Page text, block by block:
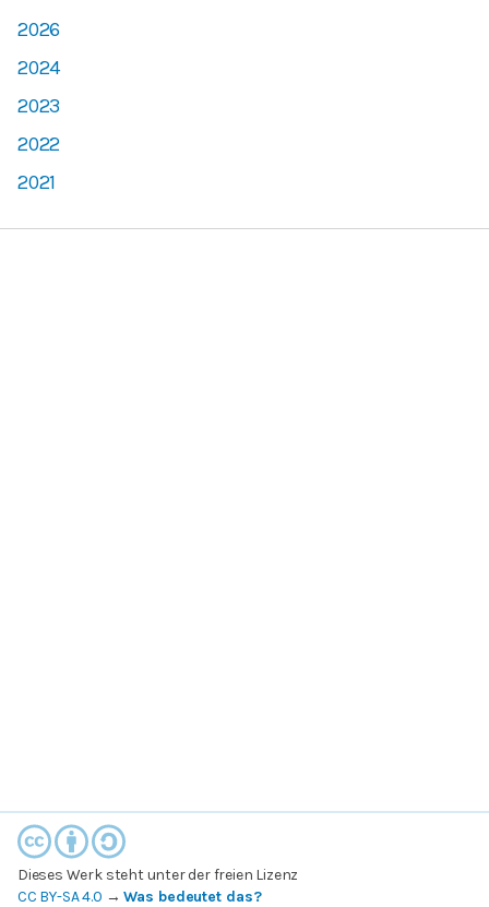
2026
2024
2023
2022
2021
Dieses Werk steht unter der freien Lizenz
CC BY-SA 4.0 →Was bedeutet das?